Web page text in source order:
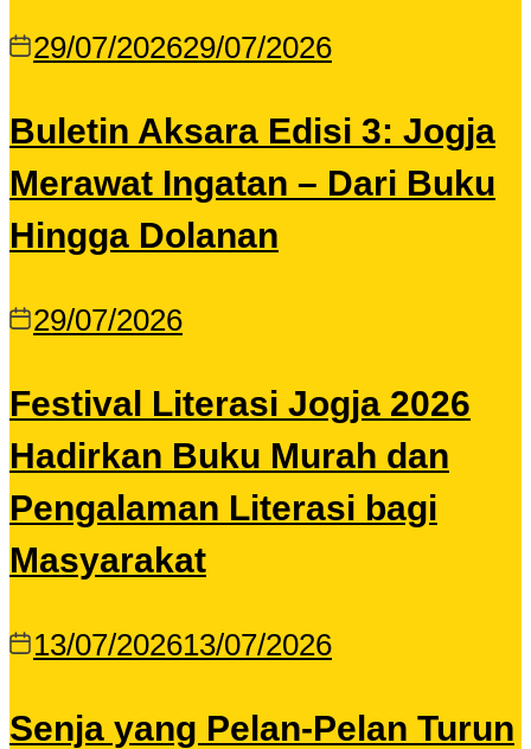
29/07/202629/07/2026
Buletin Aksara Edisi 3: Jogja
Merawat Ingatan – Dari Buku
Hingga Dolanan
29/07/2026
Festival Literasi Jogja 2026
Hadirkan Buku Murah dan
Pengalaman Literasi bagi
Masyarakat
13/07/202613/07/2026
Senja yang Pelan-Pelan Turun